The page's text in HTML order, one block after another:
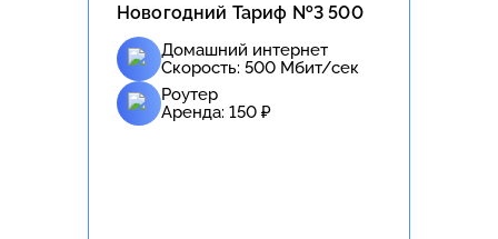
Новогодний Тариф №3 500
Домашний интернет
Скорость: 500 Мбит/сек
Роутер
Аренда: 150 ₽